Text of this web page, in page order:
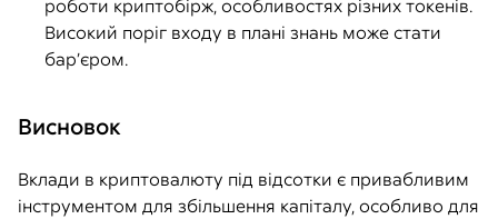
роботи криптобірж, особливостях різних токенів.
Високий поріг входу в плані знань може стати
бар’єром.
Висновок
Вклади в криптовалюту під відсотки є привабливим
інструментом для збільшення капіталу, особливо для